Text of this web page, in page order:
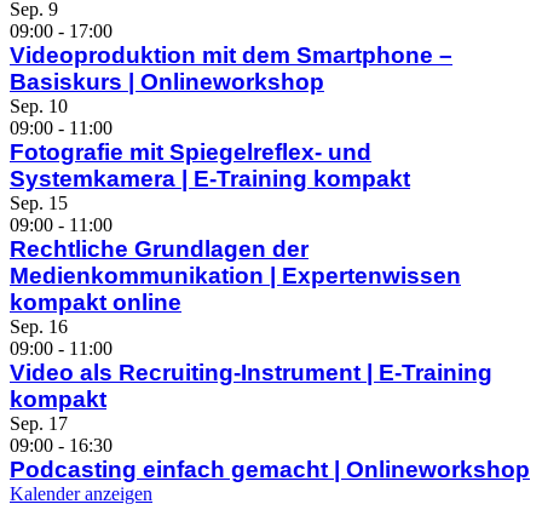
Sep. 9
09:00 - 17:00
Videoproduktion mit dem Smartphone –
Basiskurs | Onlineworkshop
Sep. 10
09:00 - 11:00
Fotografie mit Spiegelreflex- und
Systemkamera | E-Training kompakt
Sep. 15
09:00 - 11:00
Rechtliche Grundlagen der
Medienkommunikation | Expertenwissen
kompakt online
Sep. 16
09:00 - 11:00
Video als Recruiting-Instrument | E-Training
kompakt
Sep. 17
09:00 - 16:30
Podcasting einfach gemacht | Onlineworkshop
Kalender anzeigen